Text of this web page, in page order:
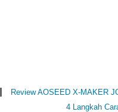
Review AOSEED X-MAKER
4 Langkah